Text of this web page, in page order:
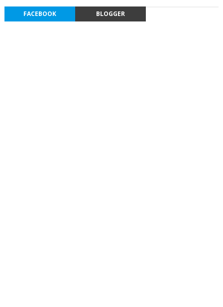
FACEBOOK BLOGGER